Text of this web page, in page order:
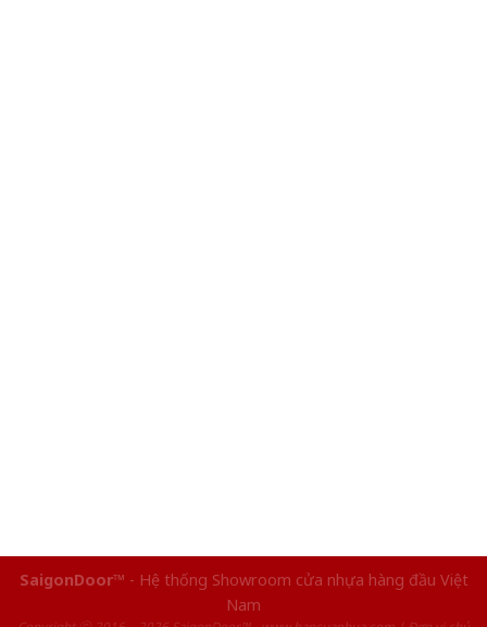
SaigonDoor™ - Hệ thống Showroom cửa nhựa hàng đầu Việt
Nam